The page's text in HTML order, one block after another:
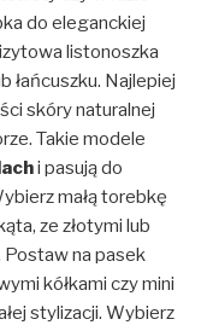
do eleganckiej
listonoszka
łańcuszku. Najlepiej
skóry naturalnej
Takie modele
i pasują do
małą torebkę
ze złotymi lub
na pasek
kółkami czy mini
stylizacji. Wybierz